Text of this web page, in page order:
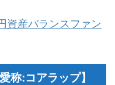
資産バランスファン
称:コアラップ】